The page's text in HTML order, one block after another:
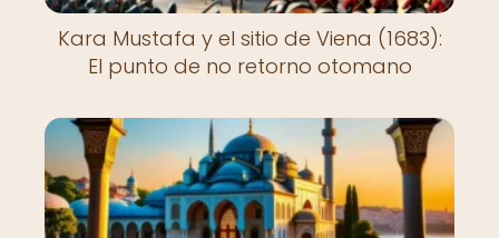
Kara Mustafa y el sitio de Viena (1683):
El punto de no retorno otomano